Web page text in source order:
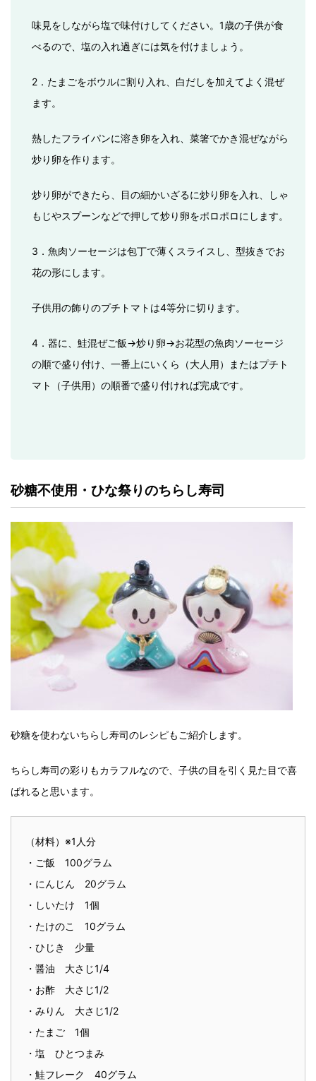
味見をしながら塩で味付けしてください。1歳の子供が食
べるので、塩の入れ過ぎには気を付けましょう。
2．たまごをボウルに割り入れ、白だしを加えてよく混ぜ
ます。
熱したフライパンに溶き卵を入れ、菜箸でかき混ぜながら
炒り卵を作ります。
炒り卵ができたら、目の細かいざるに炒り卵を入れ、しゃ
もじやスプーンなどで押して炒り卵をポロポロにします。
3．魚肉ソーセージは包丁で薄くスライスし、型抜きでお
花の形にします。
子供用の飾りのプチトマトは4等分に切ります。
4．器に、鮭混ぜご飯→炒り卵→お花型の魚肉ソーセージ
の順で盛り付け、一番上にいくら（大人用）またはプチト
マト（子供用）の順番で盛り付ければ完成です。
砂糖不使用・ひな祭りのちらし寿司
砂糖を使わないちらし寿司のレシピもご紹介します。
ちらし寿司の彩りもカラフルなので、子供の目を引く見た目で喜
ばれると思います。
（材料）※1人分
・ご飯 100グラム
・にんじん 20グラム
・しいたけ 1個
・たけのこ 10グラム
・ひじき 少量
・醤油 大さじ1/4
・お酢 大さじ1/2
・みりん 大さじ1/2
・たまご 1個
・塩 ひとつまみ
・鮭フレーク 40グラム